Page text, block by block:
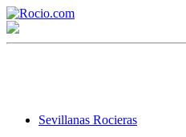
Sevillanas Rocieras